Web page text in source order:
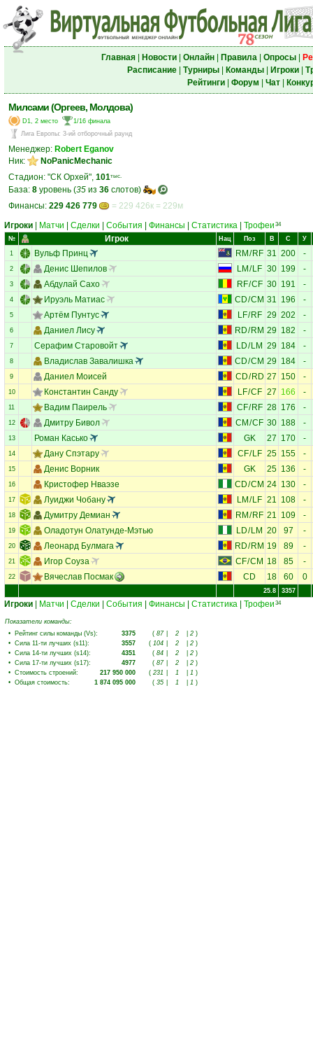
Главная| Новости| Онлайн| Правила| Опросы|
Расписание| Турниры| Команды| Игроки|
Рейтинги| Форум Чат|
Милсами (Оргеев, Молдова)
D1, 2 место
1/16 финала
Лига Европы: 3-ий отборочный раунд
Менеджер: Robert Eganov
Ник:
NoPanicMechanic
Стадион: "СК Орхей", 101тыс.
База: 8 уровень (35 из 36 слотов)
Финансы: 229 426 779
= 229 426к = 229м
Игроки
Матчи Сделки События Финансы Статистика Трофеи 34
№ Игрок Нац Поз В С У
1 Вульф Принц RM / RF 31 200 -
2 Денис Шепилов LM / LF 30 199 -
3 Абдулай Сахо RF/CF 30 191 -
4 Ируэль Матиас CD/CM 31 196 -
5 Артём Пунтус LF/RF 29 202 -
6 Даниел Лису RD/ RM 29 182 -
7 Серафим Старовойт LD/ LM 29 184 -
8 Владислав Завалишка CD/CM 29 184 -
9 Даниел Моисей CD/RD 27 150 -
10 Константин Санду LF/CF 27 166 -
11 Вадим Паирель CF/RF 28 176 -
12 Дмитру Бивол CM /CF 30 188 -
13 Роман Касько GK 27 170 -
14 Дану Спэтару CF/LF 25 155 -
15 Денис Ворник GK 25 136 -
16 Кристофер Нваэзе CD/CM 24 130 -
17 Луиджи Чобану LM / LF 21 108 -
18 Думитру Демиан RM / RF 21 109 -
19 Оладотун Олатунде-Мэтью LD/ LM 20 97 -
20 Леонард Булмага RD/ RM 19 89 -
21 Игор Соуза CF/CM 18 85 -
22 Вячеслав Посмак CD 18 60 0
25.8 3357
Игроки Матчи Сделки События Финансы Статистика Трофеи 34
Показатели команды:
• Рейтинг силы команды (Vs): 3375 ( 87 2 2 )
• Сила 11-ти лучших (s11): 3557 ( 104 2 2 )
• Сила 14-ти лучших (s14): 4351 ( 84 2 2 )
• Сила 17-ти лучших (s17): 4977 ( 87 2 2 )
• Стоимость строений: 217 950 000 ( 231 1 1 )
• Общая стоимость: 1 874 095 000 ( 35 1 1 )